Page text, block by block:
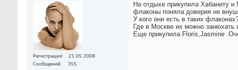
Регистрация
21.05.2008
Сообщений
355
На отдыхе прикупила Хабаниту
флаконы поняла доверия не
У кого они есть в таких
Где в Москве их можно занюхать
Еще прикупила Floris,Jasmine